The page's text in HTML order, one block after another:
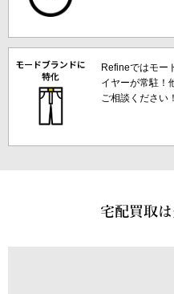
Refineではモー
イヤーが常駐！
ご相談ください！
宅配買取